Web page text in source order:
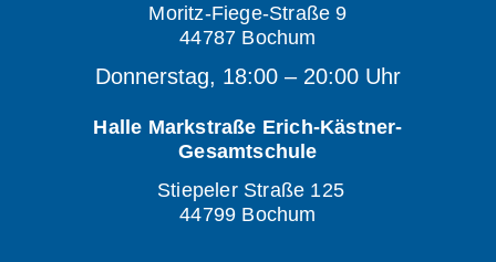
Moritz-Fiege-Straße 9
44787 Bochum
Donnerstag, 18:00 – 20:00 Uhr
Halle Markstraße Erich-Kästner-
Gesamtschule
Stiepeler Straße 125
44799 Bochum